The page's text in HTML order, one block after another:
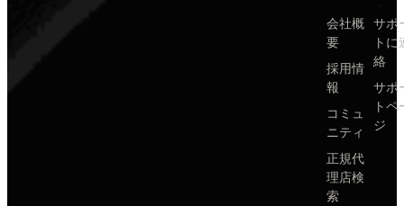
会社概
要
採用情
報
コミュ
ニティ
正規代
理店検
索
サポ
トに
絡
サポ
トペ
ジ